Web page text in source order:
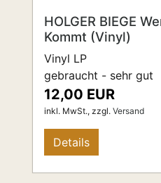
HOLGER BIEGE
Kommt (Vinyl)
Vinyl LP
gebraucht - sehr gut
12,00 EUR
inkl. MwSt., zzgl. Versand
Details